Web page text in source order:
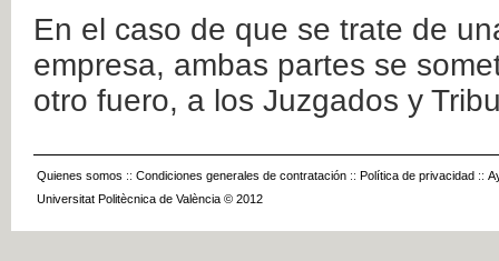
En el caso de que se trate de
empresa, ambas partes se
otro fuero, a los Juzgados y
Quienes somos :: Condiciones generales de contratación :: Política de privacidad ::
Universitat Politècnica de València © 2012